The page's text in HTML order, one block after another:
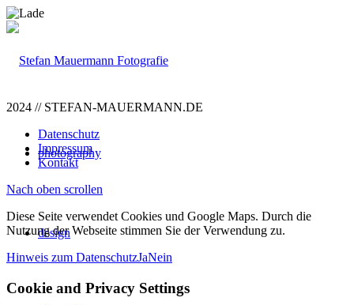
photography
design
2024 // STEFAN-MAUERMANN.DE
Datenschutz
Impressum
Kontakt
Nach oben scrollen
Diese Seite verwendet Cookies und Google Maps. Durch die
Nutzung der Webseite stimmen Sie der Verwendung zu.
Hinweis zum DatenschutzJaNein
Cookie and Privacy Settings